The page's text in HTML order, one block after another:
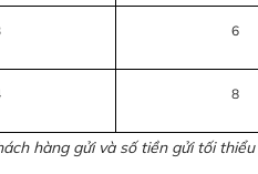
6
8
hàng gửi và số tiền gửi tối